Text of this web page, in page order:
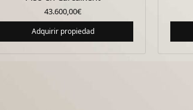
43.600,00€
Adquirir propiedad